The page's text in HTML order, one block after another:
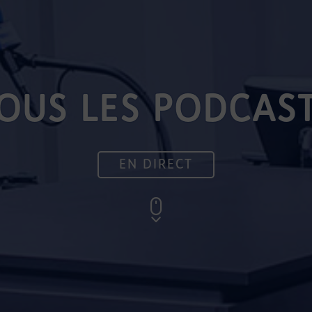
LES
EN DIRECT